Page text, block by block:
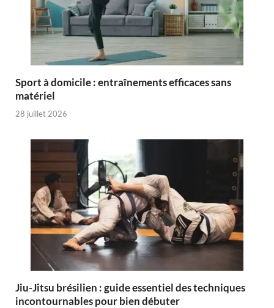
Sport à domicile : entraînements efficaces sans
matériel
28 juillet 2026
Jiu-Jitsu brésilien : guide essentiel des techniques
incontournables pour bien débuter